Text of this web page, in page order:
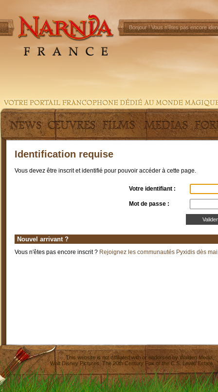
Bonjour !Vous n'êtes pas encore
Identification requise
Vous devez être inscrit et identifié pour pouvoir accéder à cette page.
Votre identifiant :
Mot de passe :
Nouvel arrivant ?
Vous n'êtes pas encore inscrit ? Rejoignez les communautés Pyxidis dès
This website is not affiliated with or endorsed byWalden Media
Walt Disney Pictures,The 20th Century Fox or the C.S. Lewis Estate.